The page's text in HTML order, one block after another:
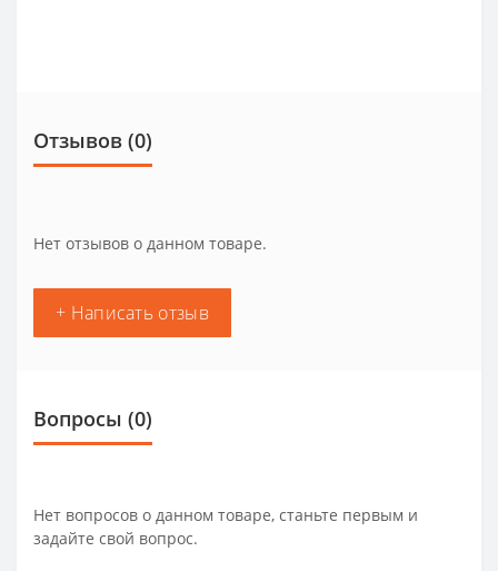
Отзывов (0)
Нет отзывов о данном товаре.
+ Написать отзыв
Вопросы (0)
Нет вопросов о данном товаре, станьте первым и
задайте свой вопрос.